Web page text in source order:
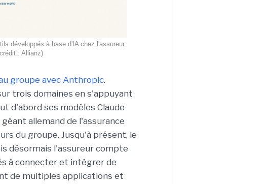
développés à base d'IA chez l'assureur
: Allianz)
groupe avec Anthropic.
trois domaines en s'appuyant
d'abord ses modèles Claude
allemand de l'assurance
du groupe. Jusqu'à présent, le
désormais l'assureur compte
à connecter et intégrer de
de multiples applications et